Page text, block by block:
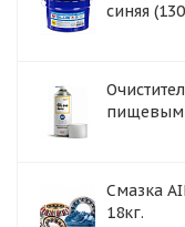
синяя
пищевым
Смазка
18кг.